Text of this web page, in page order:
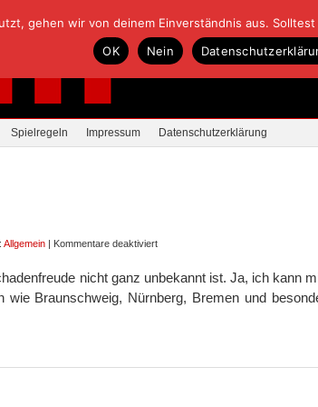
Spielregeln Impressum Datenschutzerklärung
Allgemein | Kommentare deaktiviertfür
ausgerechnet
nicht ganz unbekannt ist. Ja, ich kann
wie Braunschweig, Nürnberg, Bremen und
gehen wir von deinem Einverständnis aus.
OK
Nein